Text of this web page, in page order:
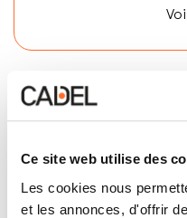
Ce site web utilise des
Les cookies nous
et les annonces, d'offrir
Contactez